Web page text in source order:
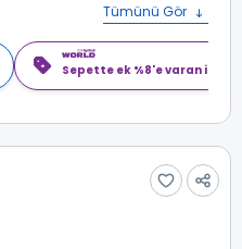
Tümünü Gör
Sepette ek %8'e varan